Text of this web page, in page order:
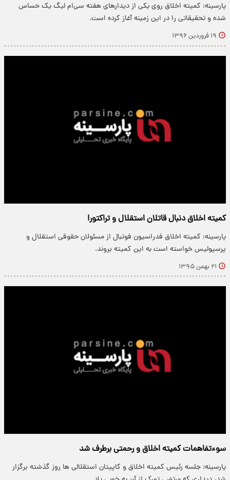
پارسینه: کمیته اخلاق روی یکی از دیدارهای هفته سی‌ام لیگ یک حساس
شده و تحقیقاتی را در این زمینه آغاز کرده است.
۱۹ فروردین ۱۳۹۶
کمیته اخلاق دنبال قاتلان استقلال و تراکتور!
پارسینه: کمیته اخلاق فدراسیون فوتبال از مسئولان حقوقی استقلال و
پرسپولیس خواسته است به این کمیته بروند.
۲۱ بهمن ۱۳۹۵
سوءتفاهمات کمیته اخلاق و رحمتی برطرف شد
پارسینه: جلسه رئیس کمیته اخلاق و کاپیتان استقلالی ها روز گذشته برگزار